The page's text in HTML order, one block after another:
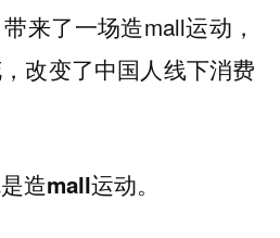
来了一场造mall运动，
改变了中国人线下消费
造mall运动。